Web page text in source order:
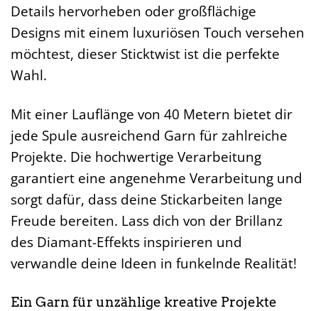
Details hervorheben oder großflächige
Designs mit einem luxuriösen Touch versehen
möchtest, dieser Sticktwist ist die perfekte
Wahl.
Mit einer Lauflänge von 40 Metern bietet dir
jede Spule ausreichend Garn für zahlreiche
Projekte. Die hochwertige Verarbeitung
garantiert eine angenehme Verarbeitung und
sorgt dafür, dass deine Stickarbeiten lange
Freude bereiten. Lass dich von der Brillanz
des Diamant-Effekts inspirieren und
verwandle deine Ideen in funkelnde Realität!
Ein Garn für unzählige kreative Projekte